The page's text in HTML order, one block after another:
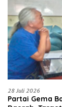
28 Juli 2026
Partai Gema